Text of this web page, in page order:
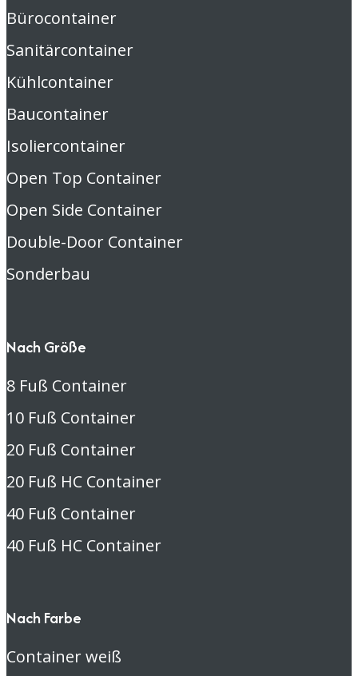
Bürocontainer
Sanitärcontainer
Kühlcontainer
Baucontainer
Isoliercontainer
Open Top Container
Open Side Container
Double-Door Container
Sonderbau
Nach Größe
8 Fuß Container
10 Fuß Container
20 Fuß Container
20 Fuß HC Container
40 Fuß Container
40 Fuß HC Container
Nach Farbe
Container weiß